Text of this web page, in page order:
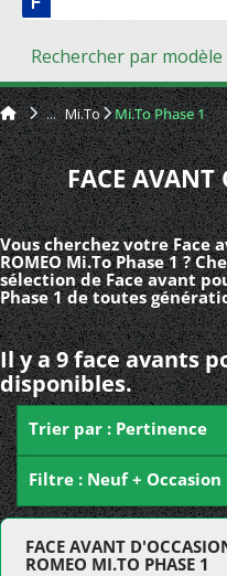
Rechercher par modèle
Mi.To Mi.To Phase 1
FACE
Vous cherchez votre Face
ROMEO Mi.To Phase 1 ?
sélection de Face avant
Phase 1 de toutes
Il y a 9 face avants
disponibles.
Trier par : Pertinence
Filtre : Neuf + Occasion
FACE AVANT
ROMEO MI.TO PHASE 1